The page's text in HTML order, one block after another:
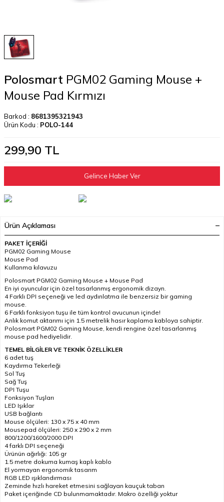
Polosmart PGM02 Gaming Mouse +
Mouse Pad Kırmızı
Barkod : 8681395321943
Ürün Kodu : POLO-144
299,90 TL
Gelince Haber Ver
Ürün Açıklaması
PAKET İÇERİĞİ
PGM02 Gaming Mouse
Mouse Pad
Kullanma kılavuzu
Polosmart PGM02 Gaming Mouse + Mouse Pad
En iyi oyuncular için özel tasarlanmış ergonomik dizayn.
4 Farklı DPI seçeneği ve led aydınlatma ile benzersiz bir gaming
mouse.
6 Farklı fonksiyon tuşu ile tüm kontrol avucunun içinde!
Anlık komut aktarımı için 1.5 metrelik hasır kaplama kabloya sahiptir.
Polosmart PGM02 Gaming Mouse, kendi rengine özel tasarlanmış
mouse pad hediyelidir.
TEMEL BİLGİLER VE TEKNİK ÖZELLİKLER
6 adet tuş
Kaydırma Tekerleği
Sol Tuş
Sağ Tuş
DPI Tuşu
Fonksiyon Tuşları
LED Işıklar
USB bağlantı
Mouse ölçüleri: 130 x 75 x 40 mm
Mousepad ölçüleri: 250 x 290 x 2 mm
800/1200/1600/2000 DPI
4 farklı DPI seçeneği
Ürünün ağırlığı: 105 gr
1.5 metre dokuma kumaş kaplı kablo
El yormayan ergonomik tasarım
RGB LED ışıklandırması
Zeminde hızlı hareket etmesini sağlayan kauçuk taban
Paket içeriğinde CD bulunmamaktadır. Makro özelliği yoktur